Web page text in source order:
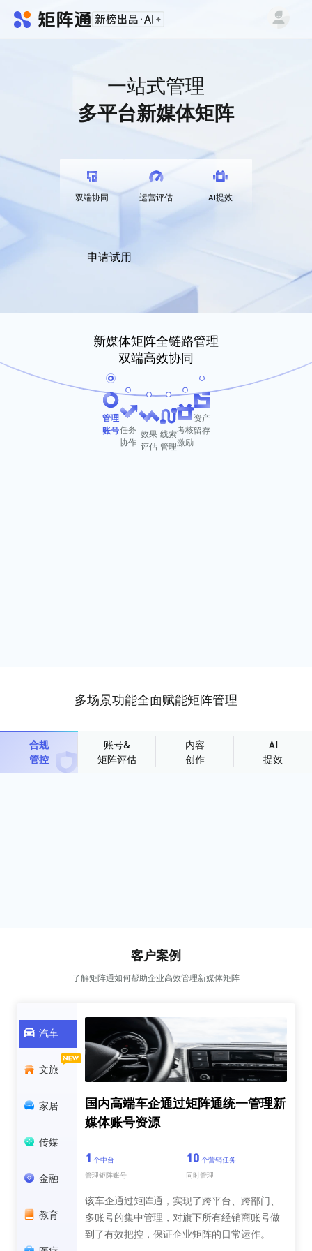
一站式管理
多平台新媒体矩阵
双端协同 运营评估 AI提效
申请试用
新媒体矩阵全链路管理
双端高效协同
管理
账号任务
协作
效果
评估
线索
管理
考核
激励
资产
留存
多场景功能全面赋能矩阵管理
合规
管控
账号&
矩阵评估
内容
创作
AI
提效
客户案例
了解矩阵通如何帮助企业高效管理新媒体矩阵
汽车
文旅
家居
传媒
金融
教育
国内高端车企通过矩阵通统一管理新
媒体账号资源
1 个中台
管理矩阵账号
10 个营销任务
同时管理
该车企通过矩阵通，实现了跨平台、跨部门、
多账号的集中管理，对旗下所有经销商账号做
到了有效把控，保证企业矩阵的日常运作。